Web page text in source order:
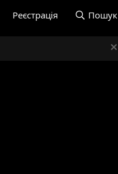
Реєстрація Пошук